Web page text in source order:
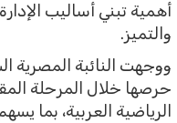
أهمية تبني أساليب
والتميز.
ووجهت النائبة المصرية
حرصها خلال المرحلة
الرياضية العربية، بما